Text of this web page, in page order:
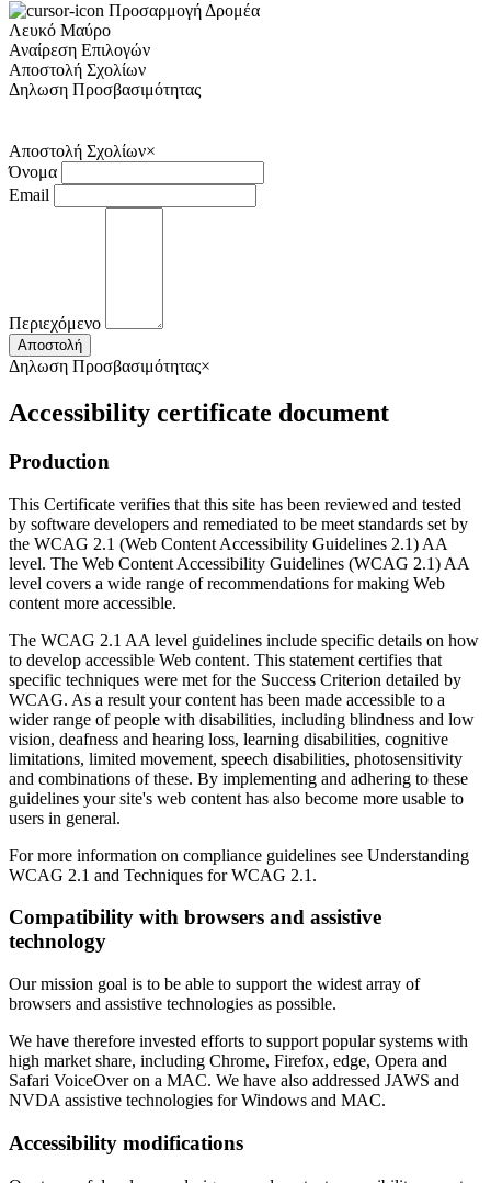
Προσαρμογή Δρομέα
Λευκό Μαύρο
Αναίρεση Επιλογών
Αποστολή Σχολίων
Δηλωση Προσβασιμότητας
Αποστολή Σχολίων×
Όνομα
Email
Περιεχόμενο
Αποστολή
Δηλωση Προσβασιμότητας×
Accessibility certificate document
Production
This Certificate verifies that this site has been reviewed and tested
by software developers and remediated to be meet standards set by
the WCAG 2.1 (Web Content Accessibility Guidelines 2.1) AA
level. The Web Content Accessibility Guidelines (WCAG 2.1) AA
level covers a wide range of recommendations for making Web
content more accessible.
The WCAG 2.1 AA level guidelines include specific details on how
to develop accessible Web content. This statement certifies that
specific techniques were met for the Success Criterion detailed by
WCAG. As a result your content has been made accessible to a
wider range of people with disabilities, including blindness and low
vision, deafness and hearing loss, learning disabilities, cognitive
limitations, limited movement, speech disabilities, photosensitivity
and combinations of these. By implementing and adhering to these
guidelines your site's web content has also become more usable to
users in general.
For more information on compliance guidelines see Understanding
WCAG 2.1 and Techniques for WCAG 2.1.
Compatibility with browsers and assistive
technology
Our mission goal is to be able to support the widest array of
browsers and assistive technologies as possible.
We have therefore invested efforts to support popular systems with
high market share, including Chrome, Firefox, edge, Opera and
Safari VoiceOver on a MAC. We have also addressed JAWS and
NVDA assistive technologies for Windows and MAC.
Accessibility modifications